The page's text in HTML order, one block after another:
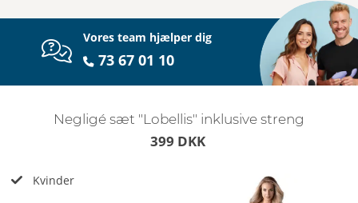
Vores team hjælper dig
73 67 01 10
Negligé sæt "Lobellis" inklusive streng
399 DKK
Kvinder